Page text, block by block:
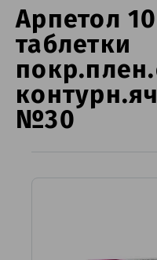
Арпетол
таблетки
№30